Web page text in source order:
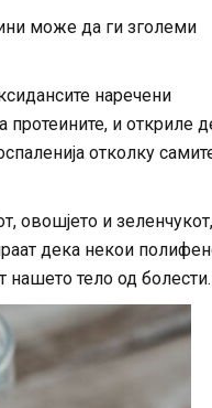
може да ги зголеми
наречени
протеините, и откриле
отколку
овошјето и зеленчукот,
дека некои
нашето тело од болести.